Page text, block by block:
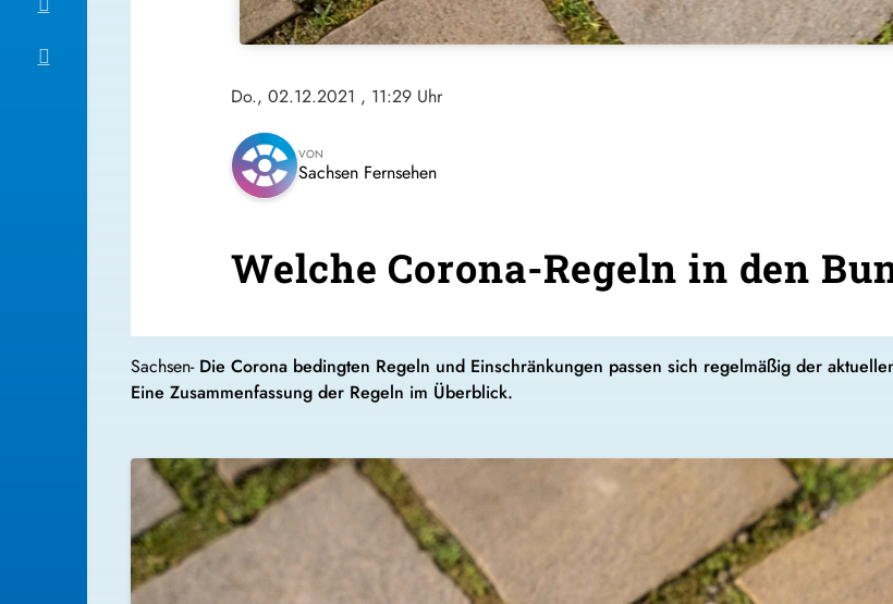
Do., 02.12.2021 , 11:29 Uhr
VON
Sachsen Fernsehen
Welche Corona-Regeln in den
Sachsen- Die Corona bedingten Regeln und Einschränkungen passen sich regelmäßig der
Eine Zusammenfassung der Regeln im Überblick.